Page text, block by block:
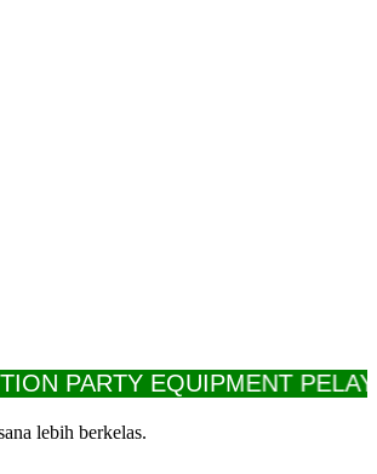
EQUIPMENT
lebih berkelas.